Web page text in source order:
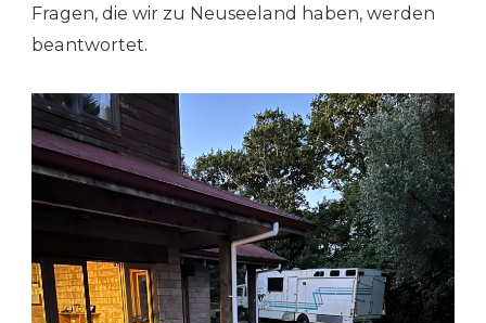
Fragen, die wir zu Neuseeland haben, werden
beantwortet.